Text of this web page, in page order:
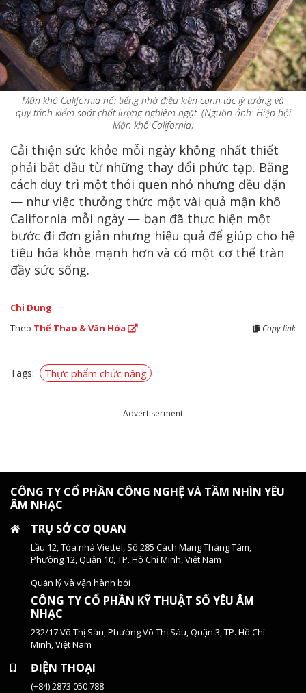
Mận khô California nổi tiếng nhờ điều kiện canh tác lý tưởng và
quy trình kiểm soát chất lượng nghiêm ngặt. (Nguồn ảnh: Hiệp hội
Mận khô California)
Cải thiện sức khỏe mỗi ngày không nhất thiết
phải bắt đầu từ những thay đổi phức tạp. Bằng
cách duy trì một thói quen nhỏ nhưng đều đặn
— như việc thưởng thức một vài quả mận khô
California mỗi ngày — bạn đã thực hiện một
bước đi đơn giản nhưng hiệu quả để giúp cho hệ
tiêu hóa khỏe mạnh hơn và có một cơ thể tràn
đầy sức sống.
Chi Dung
Theo Thể Thao & Văn Hóa Copy link
Tags: Thực phẩm chức năng
Advertiserment
CÔNG TY CỔ PHẦN CÔNG NGHỆ VÀ TẦM NHÌN YÊU
ÂM NHẠC
TRỤ SỞ CƠ QUAN
Lầu 12, Tòa nhà Viettel, Số 285 Cách Mạng Tháng Tám,
Phường 12, Quận 10, TP. Hồ Chí Minh, Việt Nam
Quản lý và vận hành bởi
CÔNG TY CỔ PHẦN KỸ THUẬT SỐ YÊU ÂM
NHẠC
232/17 Võ Thị Sáu, Phường Võ Thị Sáu, Quận 3, TP. Hồ Chí
Minh, Việt Nam
ĐIỆN THOẠI
(+84) 2873 050 788